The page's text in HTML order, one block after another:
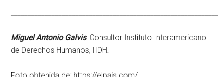
Miguel Antonio Galvis: Consultor Instituto Interamericano
de Derechos Humanos, IIDH.
Foto obtenida de: https://elpais.com/